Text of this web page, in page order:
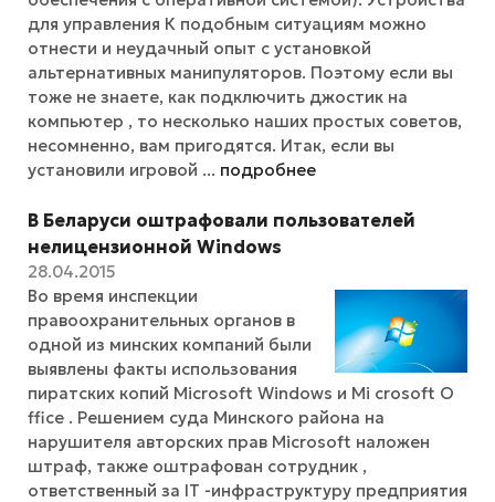
для управления К подобным ситуациям можно
отнести и неудачный опыт с установкой
альтернативных манипуляторов. Поэтому если вы
тоже не знаете, как подключить джостик на
компьютер , то несколько наших простых советов,
несомненно, вам пригодятся. Итак, если вы
установили игровой ... подробнее
В Беларуси оштрафовали пользователей
нелицензионной Windows
28.04.2015
Во время инспекции
правоохранительных органов в
одной из минских компаний были
выявлены факты использования
пиратских копий Microsoft Windows и Mi crosoft O
ffice . Решением суда Минского района на
нарушителя авторских прав Microsoft наложен
штраф, также оштрафован сотрудник ,
ответственный за IT -инфраструктуру предприятия